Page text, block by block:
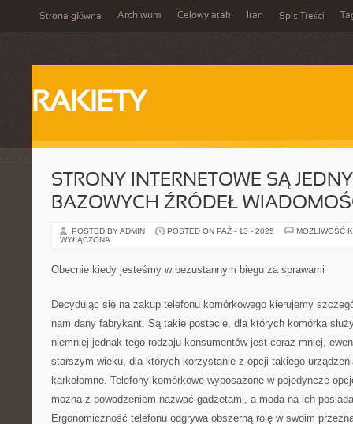
Strona główna Archiwum Celowy atak Iran Spis Treści
RAKIETY
STRONY INTERNETOWE SĄ
BAZOWYCH ŹRÓDEŁ
POSTED BY ADMIN POSTED ON PAŹ - 13 - 2025
MOŻLIWOŚĆ
WYŁĄCZONA
Obecnie kiedy jesteśmy w bezustannym biegu za sprawami
Decydując się na zakup telefonu komórkowego kierujemy
nam dany fabrykant. Są takie postacie, dla których komórka
niemniej jednak tego rodzaju konsumentów jest coraz mniej,
starszym wieku, dla których korzystanie z opcji takiego
karkołomne. Telefony komórkowe wyposażone w pojedyncze
można z powodzeniem nazwać gadżetami, a moda na ich
Ergonomiczność telefonu odgrywa obszerną rolę w swoim